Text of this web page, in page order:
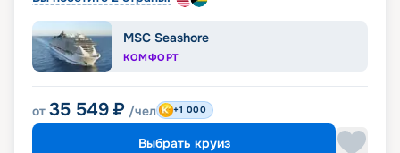
MSC Seashore
КОМФОРТ
от 35 549 ₽ /чел +1 000
Выбрать круиз